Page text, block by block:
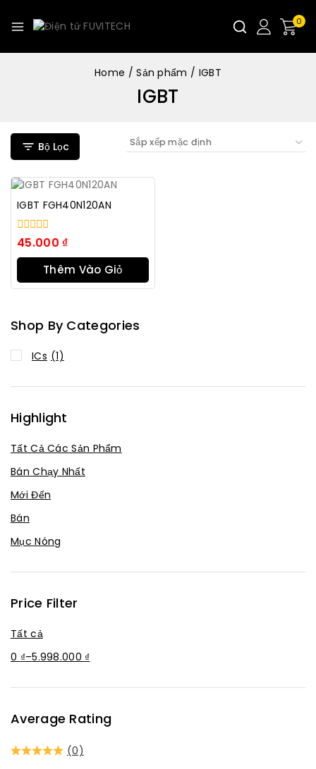
0
Home / Sản phẩm / IGBT
IGBT
Bộ Lọc
IGBT FGH40N120AN
0
trong
số
45.000 ₫
Thêm Vào Giỏ
Hàng
Shop By Categories
ICs (1)
Highlight
Tất Cả Các Sản Phẩm
Bán Chạy Nhất
Mới Đến
Bán
Mục Nóng
Price Filter
Tất cả
0 ₫–5.998.000 ₫
Average Rating
(0)